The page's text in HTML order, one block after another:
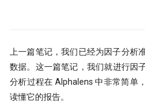
擎
烛台密码 三角形整理如何提示玄机
用HDBSCAN聚类算法选股是否有效
金融/计量专业，硕士论文怎么确定
研究课题？
高薪金领都用啥编程语言？SQL、
量子飞跃：汇丰银行债券交易可能成
为华尔街未来
机器的觉醒！人工智能风云激荡70年
谚到量化因子的工程化落地
『匡醍译研报 02』 驯龙高手，从股
谚到量化因子的工程化落地
10 月 24 日，庆祝码农节！Python 刚
刚发布了 3.13 版本
如何免登录重启miniqmt?
Don't fly solo! 量化人如何使用AI工
上一篇笔记，我们已经为因子分析
数据。这一篇笔记，我们就进行因子
分析过程在 Alphalens 中非常简单
读懂它的报告。